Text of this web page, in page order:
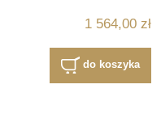
1 564,00 zł
do koszyka